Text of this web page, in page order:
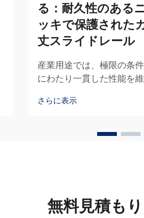
る：耐久性のある
ッキで保護された
丈スライドレール
産業用途では、極限の条
にわたり一貫した性能を
ールは、製造設備や自動化
さらに表示
無料見積も